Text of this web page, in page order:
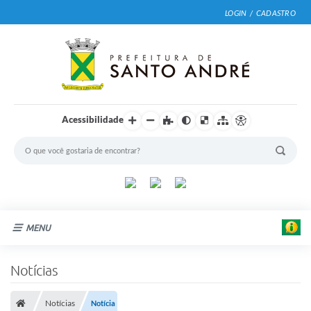
LOGIN / CADASTRO
Acessibilidade
MENU
Notícias
Notícias Notícia